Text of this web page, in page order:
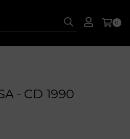
0
- CD 1990